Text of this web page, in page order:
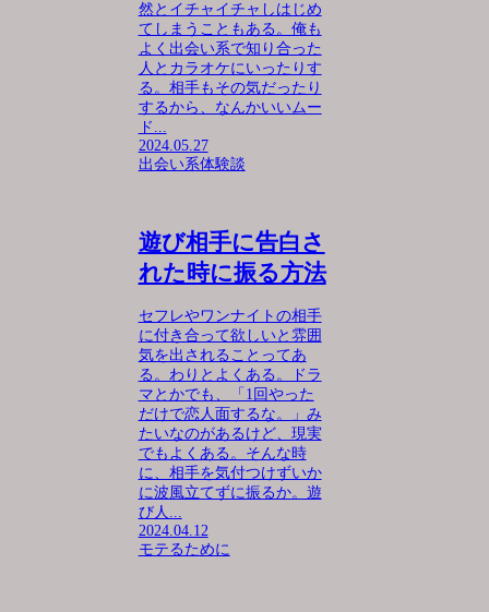
然とイチャイチャしはじめ
てしまうこともある。俺も
よく出会い系で知り合った
人とカラオケにいったりす
る。相手もその気だったり
するから、なんかいいムー
ド...
2024.05.27
出会い系体験談
遊び相手に告白さ
れた時に振る方法
セフレやワンナイトの相手
に付き合って欲しいと雰囲
気を出されることってあ
る。わりとよくある。ドラ
マとかでも、「1回やった
だけで恋人面するな。」み
たいなのがあるけど、現実
でもよくある。そんな時
に、相手を気付つけずいか
に波風立てずに振るか。遊
び人...
2024.04.12
モテるために